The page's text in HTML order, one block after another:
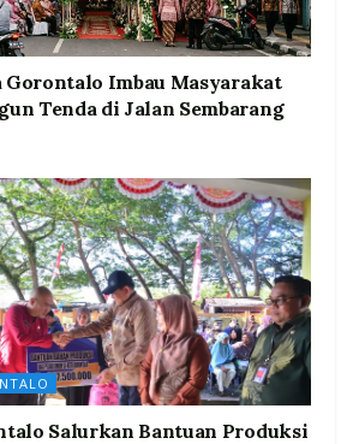
Imbau Masyarakat
Tenda di Jalan Sembarang
Salurkan Bantuan Produksi